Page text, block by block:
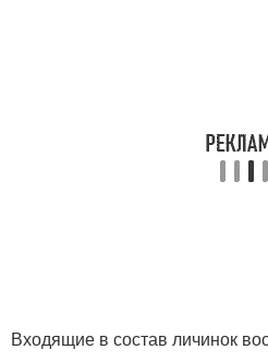
Входящие в состав личинок